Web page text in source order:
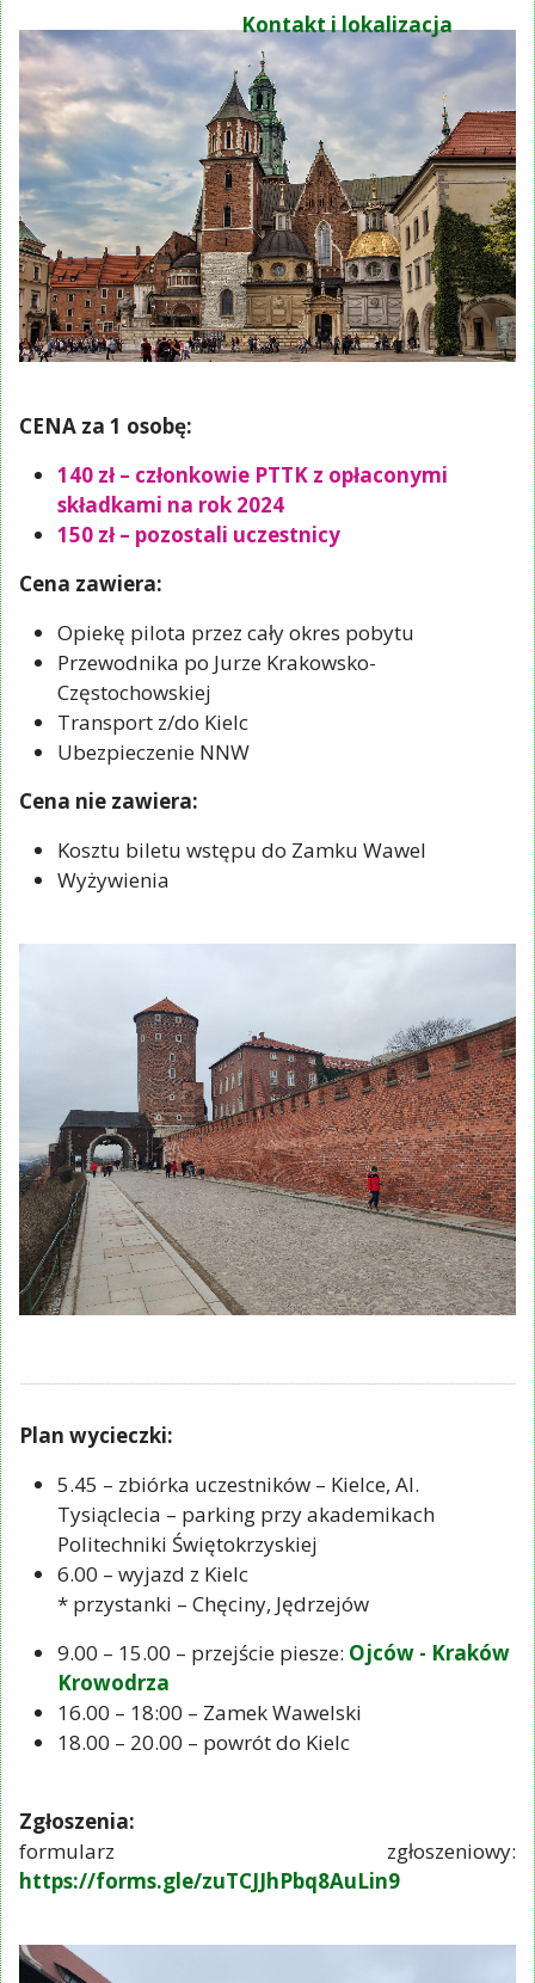
Kontakt i lokalizacja
CENA za 1 osobę:
140 zł – członkowie PTTK z opłaconymi
składkami na rok 2024
150 zł – pozostali uczestnicy
Cena zawiera:
Opiekę pilota przez cały okres pobytu
Przewodnika po Jurze Krakowsko-
Częstochowskiej
Transport z/do Kielc
Ubezpieczenie NNW
Cena nie zawiera:
Kosztu biletu wstępu do Zamku Wawel
Wyżywienia
Plan wycieczki:
5.45 – zbiórka uczestników – Kielce, Al.
Tysiąclecia – parking przy akademikach
Politechniki Świętokrzyskiej
6.00 – wyjazd z Kielc
* przystanki – Chęciny, Jędrzejów
9.00 – 15.00 – przejście piesze: Ojców - Kraków
Krowodrza
16.00 – 18:00 – Zamek Wawelski
18.00 – 20.00 – powrót do Kielc
Zgłoszenia:
formularz zgłoszeniowy:
https://forms.gle/zuTCJJhPbq8AuLin9